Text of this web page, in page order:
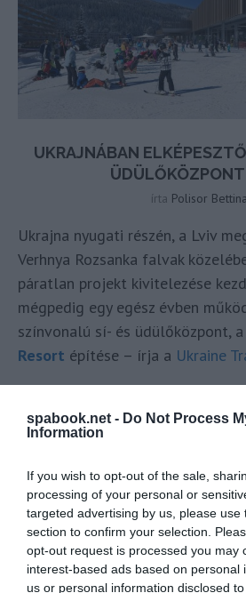
spabook.net - Do Not Process
Information
If you wish to opt-out of the sale,
processing of your personal or
targeted advertising by us, please use
section to confirm your selection.
opt-out request is processed you may
interest-based ads based on personal
us or personal information disclosed
UKRAJNÁBAN
írta Polisor Bettina
Ukrajna nyugati részén, a Lviv
Verhnya Rozsanka falvak
páratlan projekt kivitelezése
mégpedig egy egész évben
színvonalú sí- és üdülőközpont, a
Resort építése – írja a Ukraine
TOVÁBBI CIKKEK